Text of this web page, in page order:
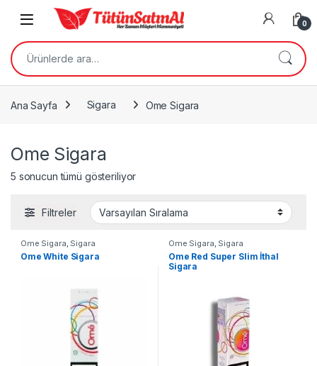
Skip to navigation
Skip to content
Open 0
Ara:
Ana Sayfa Sigara Ome Sigara
Ome Sigara
5 sonucun tümü gösteriliyor
Filtreler
Ome Sigara, Sigara
Ome White Sigara
Ome Sigara, Sigara
Ome Red Super Slim İthal
Sigara